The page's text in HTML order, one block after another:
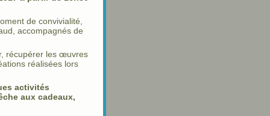
de convivialité,
accompagnés de
récupérer les œuvres
réalisées lors
activités
aux cadeaux,